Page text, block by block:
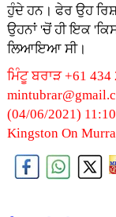
ਹੁੰਦੇ ਹਨ। ਫੇਰ ਉਹ
ਉਹਨਾਂ 'ਚੋਂ ਹੀ ਇਕ
ਲਿਆਇਆ ਸੀ।
ਮਿੰਟੂ ਬਰਾੜ +61 434
(04/06/2021)
Kingston On